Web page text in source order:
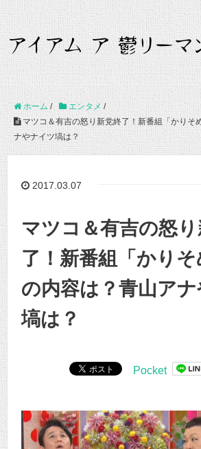
ホーム / エンタメ /
マツコ＆有吉の怒り新党終了！新番組「かりそ
ナやナイツ塙は？
2017.03.07
マツコ＆有吉の怒
了！新番組「かりそ
の内容は？青山ア
塙は？
Pocket